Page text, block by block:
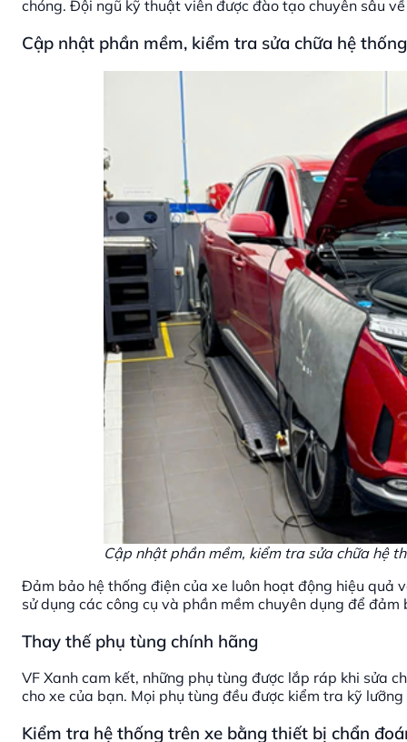
chóng. Đội ngũ kỹ thuật viên được đào tạo chuyên sâu
Cập nhật phần mềm, kiểm tra sửa chữa hệ
Cập nhật phần mềm, kiểm tra sửa chữa hệ
Đảm bảo hệ thống điện của xe luôn hoạt động hiệu quả
sử dụng các công cụ và phần mềm chuyên dụng để
Thay thế phụ tùng chính hãng
VF Xanh cam kết, những phụ tùng được lắp ráp khi sửa
cho xe của bạn. Mọi phụ tùng đều được kiểm tra kỹ
Kiểm tra hệ thống trên xe bằng thiết bị chẩn